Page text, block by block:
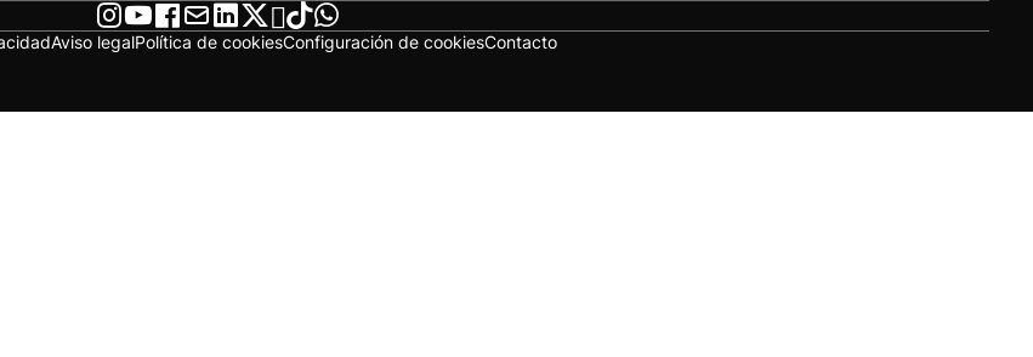
Aviso legalPolítica de cookiesConfiguración de cookiesContacto